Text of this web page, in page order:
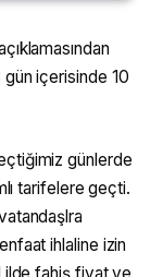
içerisinde 10
günlerde
tarifelere geçti.
ihlaline izin